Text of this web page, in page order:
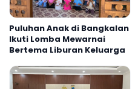
Puluhan Anak di Bangkalan
Ikuti Lomba Mewarnai
Bertema Liburan Keluarga